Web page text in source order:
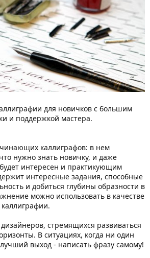
для новичков с большим
и поддержкой мастера.
каллиграфов: в нем
нужно знать новичку, и даже
интересен и практикующим
интересные задания, способные
и добиться глубины образности в
можно использовать в качестве
стремящихся развиваться
В ситуациях, когда ни один
выход - написать фразу самому!